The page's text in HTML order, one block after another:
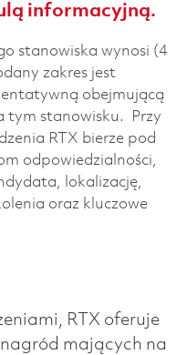
informacyjną.
stanowiska wynosi (4
zakres jest
obejmującą
tym stanowisku. Przy
RTX bierze pod
odpowiedzialności,
lokalizację,
oraz kluczowe
RTX oferuje
mających na